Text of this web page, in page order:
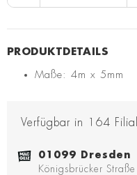
Maße: 4m x 5mm
Verfügbar in 164
01099 Dresden
Königsbrücker Straße